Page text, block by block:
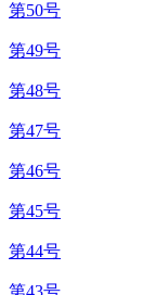
第50号
第49号
第48号
第47号
第46号
第45号
第44号
第43号